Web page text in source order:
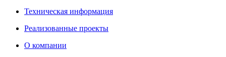
Техническая информация
Реализованные проекты
О компании